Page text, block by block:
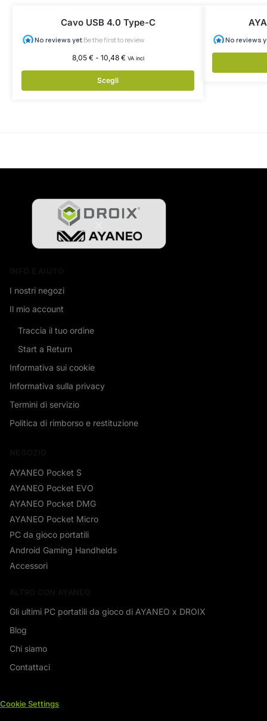
Cavo USB 4.0 Type-C
8,05 € - 10,48 € VA incl
Scegli
I nostri negozi
Il mio account
Traccia il tuo ordine
Start a Return
Informativa sui cookie
Informativa sulla privacy
Termini di servizio
Politica di rimborso e restituzione
AYANEO Pocket S
AYANEO Pocket EVO
AYANEO Pocket DMG
AYANEO Pocket Micro
PC da gioco portatili
Android Gaming Handhelds
Accessori
Gli ultimi PC portatili da gioco di AYANEO x DROIX
Blog
Chi siamo
Contattaci
Cookie Settings